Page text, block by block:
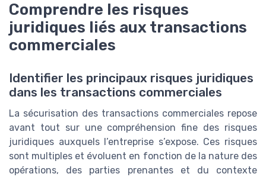
Comprendre les risques
juridiques liés aux transactions
commerciales
Identifier les principaux risques juridiques
dans les transactions commerciales
La sécurisation des transactions commerciales repose
avant tout sur une compréhension fine des risques
juridiques auxquels l’entreprise s’expose. Ces risques
sont multiples et évoluent en fonction de la nature des
opérations, des parties prenantes et du contexte